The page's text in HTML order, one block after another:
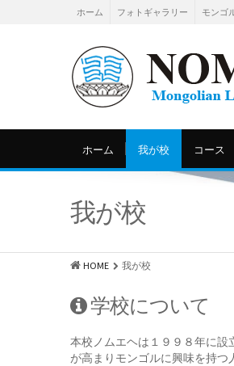
ホーム フォトギャラリー モンゴ
ホーム 我が校 コース
我が校
HOME 我が校
学校について
本校ノムエヘは１９９８年に
が高まりモンゴルに興味を持